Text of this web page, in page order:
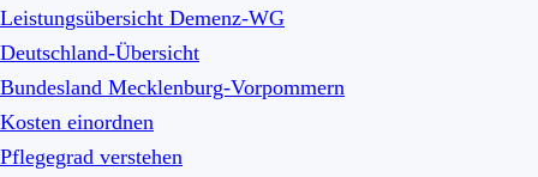
Leistungsübersicht Demenz-WG
Deutschland-Übersicht
Bundesland Mecklenburg-Vorpommern
Kosten einordnen
Pflegegrad verstehen